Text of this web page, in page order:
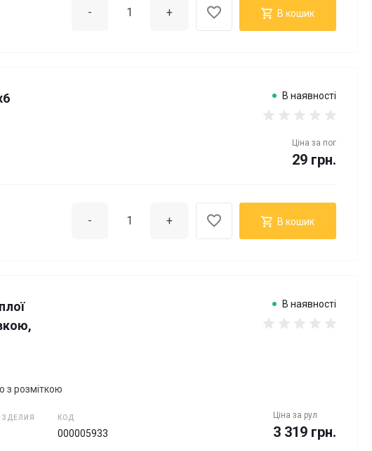
- + В кошик
В наявності
Ціна за пог
29 грн.
- + В кошик
В наявності
з розміткою
КОД
000005933
Ціна за рул
3 319 грн.